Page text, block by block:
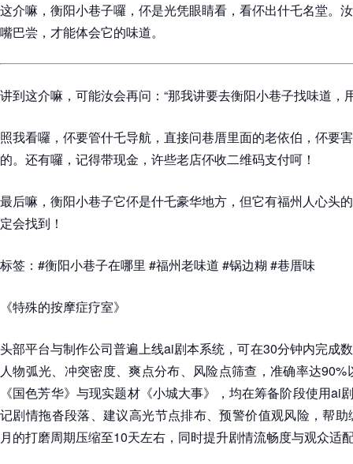
这介嘛，衡阳小巷子囉，伓是光凭眼睛看，看伓出什乇名堂。
嘴巴尝，才能体会它的味道。
讲到这介嘛，可能汝会再问：“那我讲要去衡阳小巷子找味道，
照我看囉，伓要管什乇导航，直接问巷厝里面的老依伯，伓要
的。还有囉，记得带现金，许些老店伓收二维码支付呵！
最后嘛，衡阳小巷子它伓是什乇豪华地方，但它有福州人心头
定会找到！
标签：#衡阳小巷子在哪里 #福州老味道 #锅边糊 #巷厝味
《特殊的按摩症疗室》
头部平台与制作公司普遍上线ai剧本系统，可在30分钟内完成
人物弧光、冲突密度、爽点分布、风险点筛查，准确率达
《国色芳华》与现实题材《小城大事》，均在筹备阶段使用ai
记剧情拖沓段落、建议高光节点排布、预警价值观风险，帮
月的打磨周期压缩至10天左右，同时提升剧情流畅度与观众适